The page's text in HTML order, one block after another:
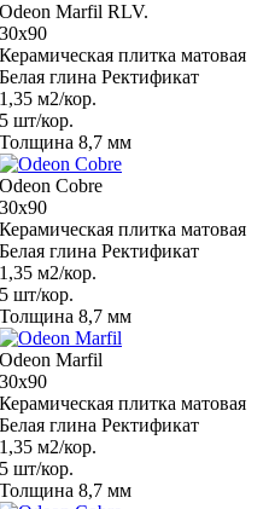
Odeon Marfil RLV.
30x90
Керамическая плитка матовая
Белая глина Ректификат
1,35 м2/кор.
5 шт/кор.
Толщина 8,7 мм
Odeon Cobre
30x90
Керамическая плитка матовая
Белая глина Ректификат
1,35 м2/кор.
5 шт/кор.
Толщина 8,7 мм
Odeon Marfil
30x90
Керамическая плитка матовая
Белая глина Ректификат
1,35 м2/кор.
5 шт/кор.
Толщина 8,7 мм